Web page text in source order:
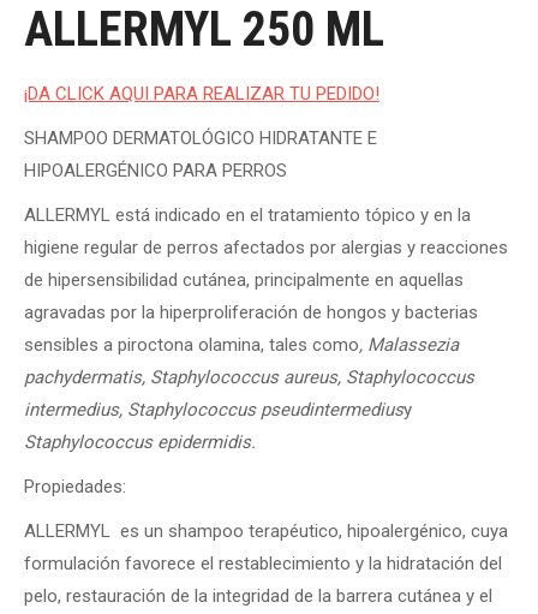
ALLERMYL 250 ML
¡DA CLICK AQUI PARA REALIZAR TU PEDIDO!
SHAMPOO DERMATOLÓGICO HIDRATANTE E
HIPOALERGÉNICO PARA PERROS
ALLERMYL está indicado en el tratamiento tópico y en la
higiene regular de perros afectados por alergias y reacciones
de hipersensibilidad cutánea, principalmente en aquellas
agravadas por la hiperproliferación de hongos y bacterias
sensibles a piroctona olamina, tales como, Malassezia
pachydermatis, Staphylococcus aureus, Staphylococcus
intermedius, Staphylococcus pseudintermediusy
Staphylococcus epidermidis.
Propiedades:
ALLERMYL es un shampoo terapéutico, hipoalergénico, cuya
formulación favorece el restablecimiento y la hidratación del
pelo, restauración de la integridad de la barrera cutánea y el